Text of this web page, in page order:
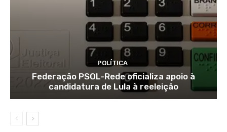
POLÍTICA
Federação PSOL-Rede oficializa apoio à
candidatura de Lula à reeleição